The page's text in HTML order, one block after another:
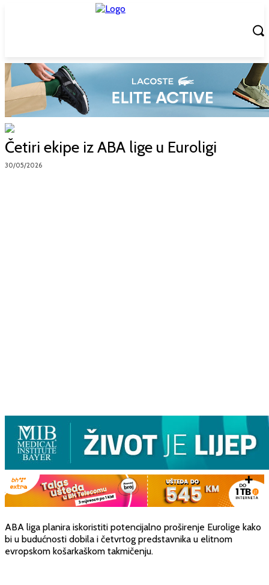
Četiri ekipe iz ABA lige u Euroligi
30/05/2026
ABA liga planira iskoristiti potencijalno proširenje Eurolige kako
bi u budućnosti dobila i četvrtog predstavnika u elitnom
evropskom košarkaškom takmičenju.